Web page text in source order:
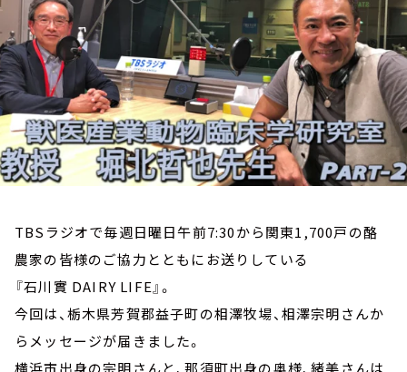
TBSラジオで毎週日曜日午前7:30から関東1,700戸の酪
農家の皆様のご協力とともにお送りしている
『石川實 DAIRY LIFE』。
今回は、栃木県芳賀郡益子町の相澤牧場、相澤宗明さんか
らメッセージが届きました。
横浜市出身の宗明さんと、那須町出身の奥様、緒美さんは